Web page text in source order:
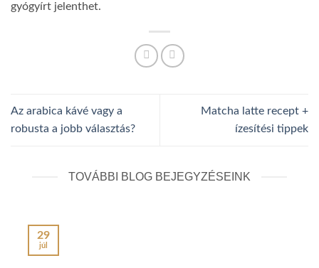
gyógyírt jelenthet.
Az arabica kávé vagy a
robusta a jobb választás?
Matcha latte recept +
ízesítési tippek
TOVÁBBI BLOG BEJEGYZÉSEINK
29
júl